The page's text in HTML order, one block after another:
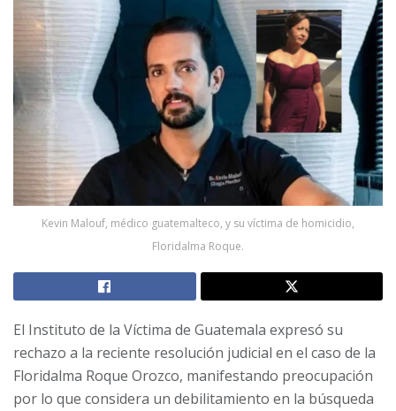
Kevin Malouf, médico guatemalteco, y su víctima de homicidio,
Floridalma Roque.
El Instituto de la Víctima de Guatemala expresó su
rechazo a la reciente resolución judicial en el caso de la
Floridalma Roque Orozco, manifestando preocupación
por lo que considera un debilitamiento en la búsqueda